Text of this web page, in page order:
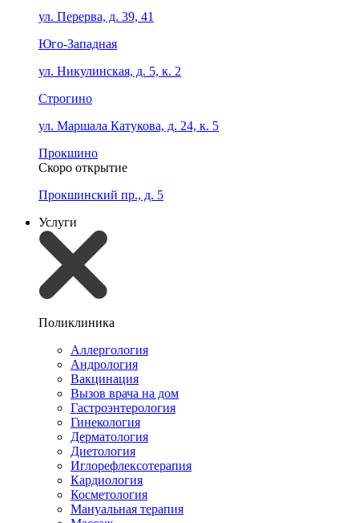
ул. Перерва, д. 39, 41
Юго-Западная
ул. Никулинская, д. 5, к. 2
Строгино
ул. Маршала Катукова, д. 24, к. 5
Прокшино
Скоро открытие
Прокшинский пр., д. 5
Услуги
Поликлиника
Аллергология
Андрология
Вакцинация
Вызов врача на дом
Гастроэнтерология
Гинекология
Дерматология
Диетология
Иглорефлексотерапия
Кардиология
Косметология
Мануальная терапия